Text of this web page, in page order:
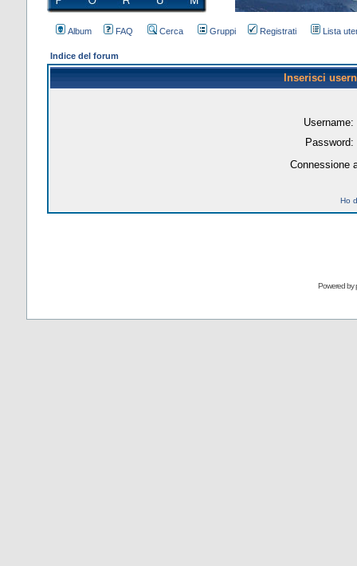
Album FAQ Cerca Gruppi Registrati Lista
Indice del forum
Inserisci
Username:
Password:
Connessione
Ho
Powered by